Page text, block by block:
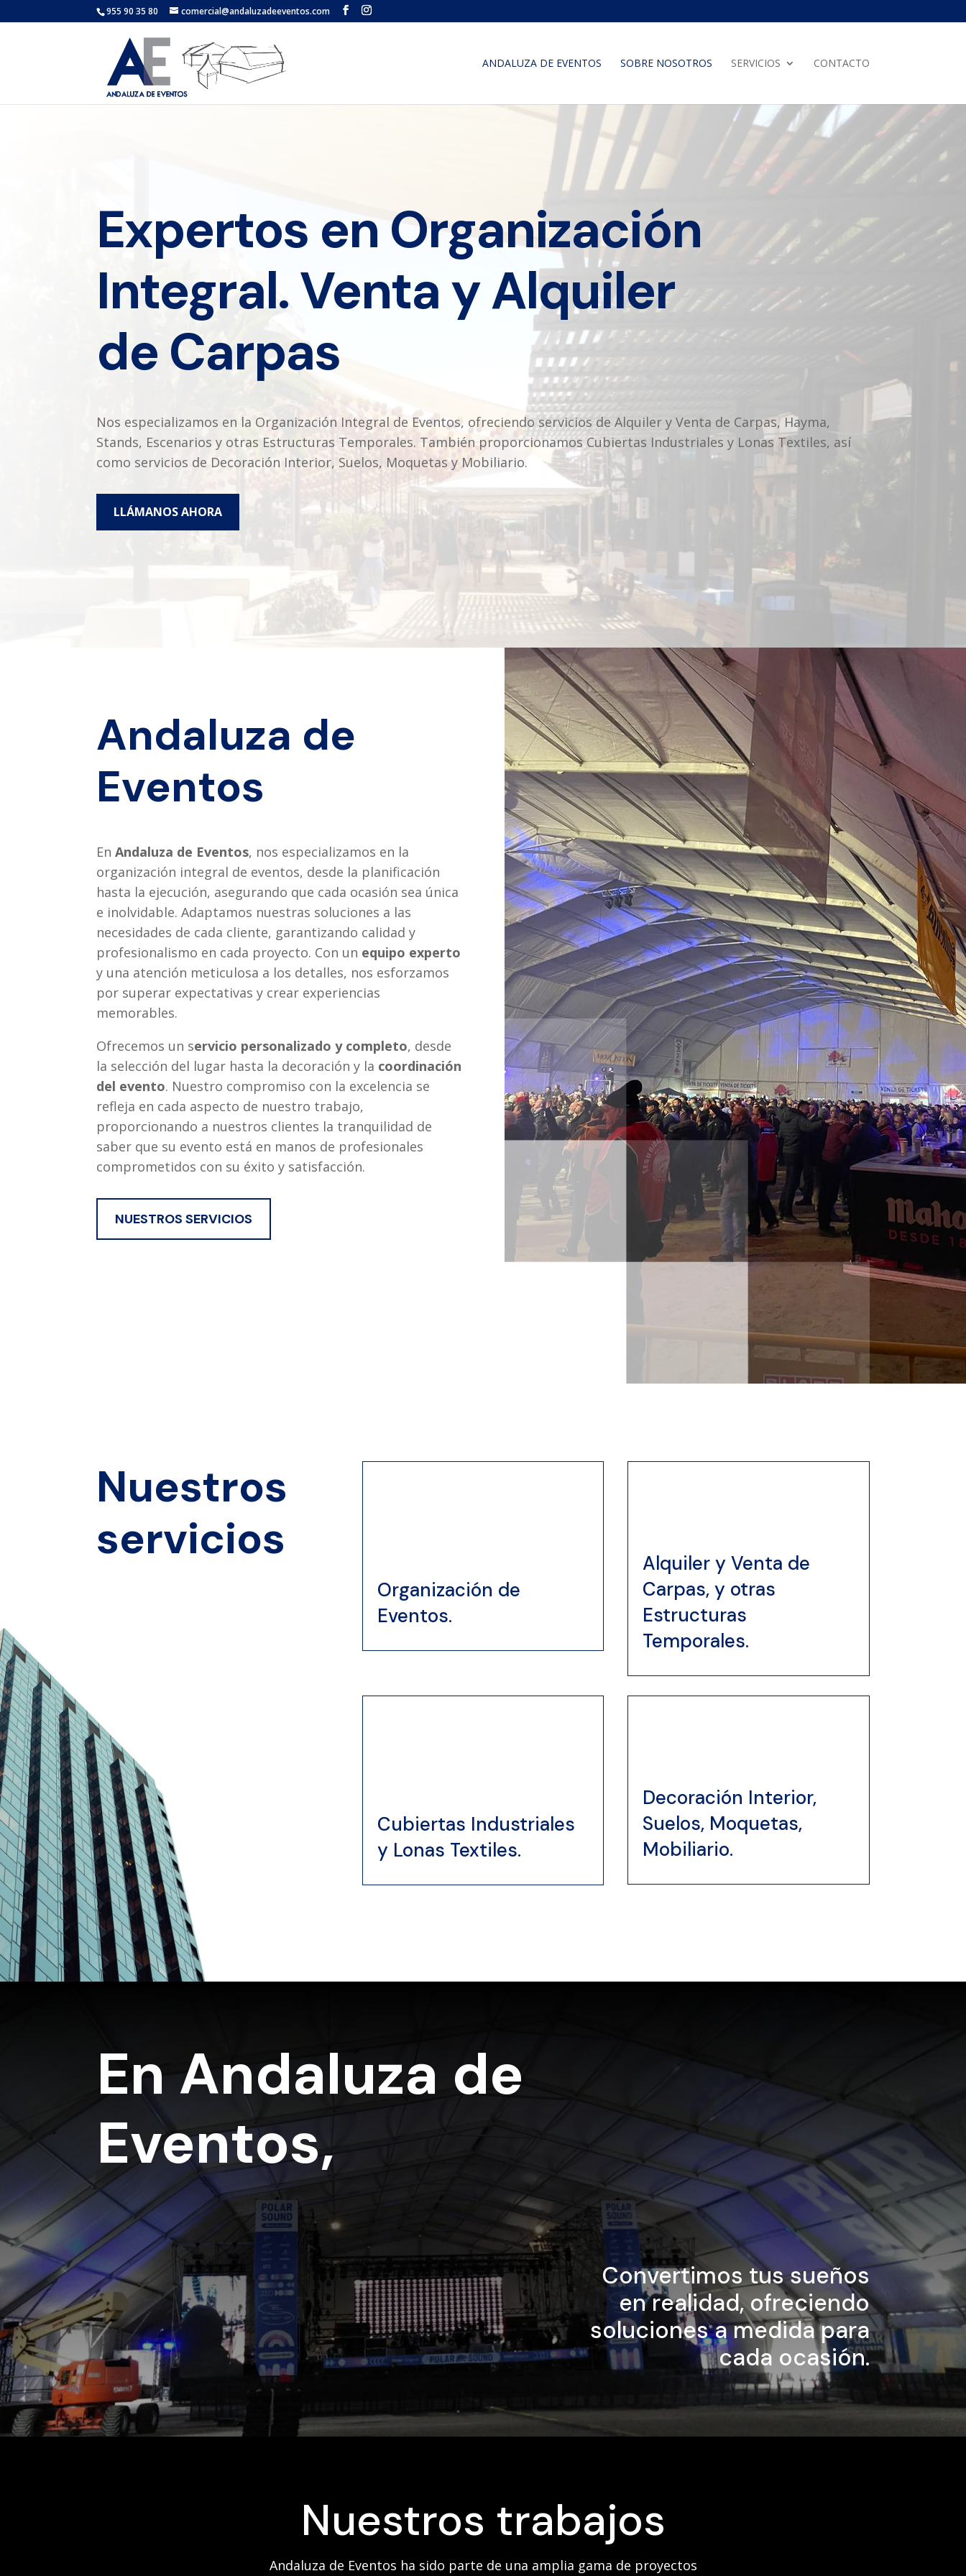
955 90 35 80 comercial@andaluzadeeventos.com
ANDALUZA DE EVENTOS SOBRE NOSOTROS SERVICIOS CONTACTO
Expertos en Organización
Integral. Venta y Alquiler
de Carpas
Nos especializamos en la Organización Integral de Eventos, ofreciendo servicios de Alquiler y Venta de Carpas, Hayma,
Stands, Escenarios y otras Estructuras Temporales. También proporcionamos Cubiertas Industriales y Lonas Textiles, así
como servicios de Decoración Interior, Suelos, Moquetas y Mobiliario.
LLÁMANOS AHORA
Andaluza de
Eventos
EnAndaluza de Eventos, nos especializamos en la
organización integral de eventos, desde la planificación
hasta la ejecución, asegurando que cada ocasión sea única
e inolvidable. Adaptamos nuestras soluciones a las
necesidades de cada cliente, garantizando calidad y
profesionalismo en cada proyecto. Con un equipo experto
y una atención meticulosa a los detalles, nos esforzamos
por superar expectativas y crear experiencias
memorables.
Ofrecemos un servicio personalizado y completo, desde
la selección del lugar hasta la decoración y la coordinación
del evento. Nuestro compromiso con la excelencia se
refleja en cada aspecto de nuestro trabajo,
proporcionando a nuestros clientes la tranquilidad de
saber que su evento está en manos de profesionales
comprometidos con su éxito y satisfacción.
NUESTROS SERVICIOS
Nuestros
servicios
Organización de
Eventos.
Alquiler y Venta de
Carpas, y otras
Estructuras
Temporales.
Cubiertas Industriales
y Lonas Textiles.
Decoración Interior,
Suelos, Moquetas,
Mobiliario.
En Andaluza de
Eventos,
Convertimos tus sueños
en realidad, ofreciendo
soluciones a medida para
cada ocasión.
Nuestros trabajos
Andaluza de Eventos ha sido parte de una amplia gama de proyectos